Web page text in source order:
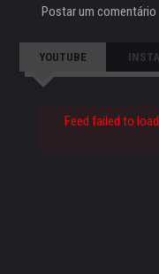
Postar um comentário
YOUTUBE
Feed failed to